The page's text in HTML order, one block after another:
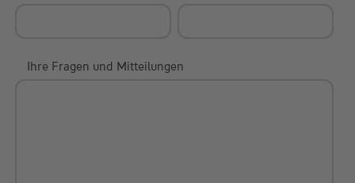
Ihre Fragen und Mitteilungen